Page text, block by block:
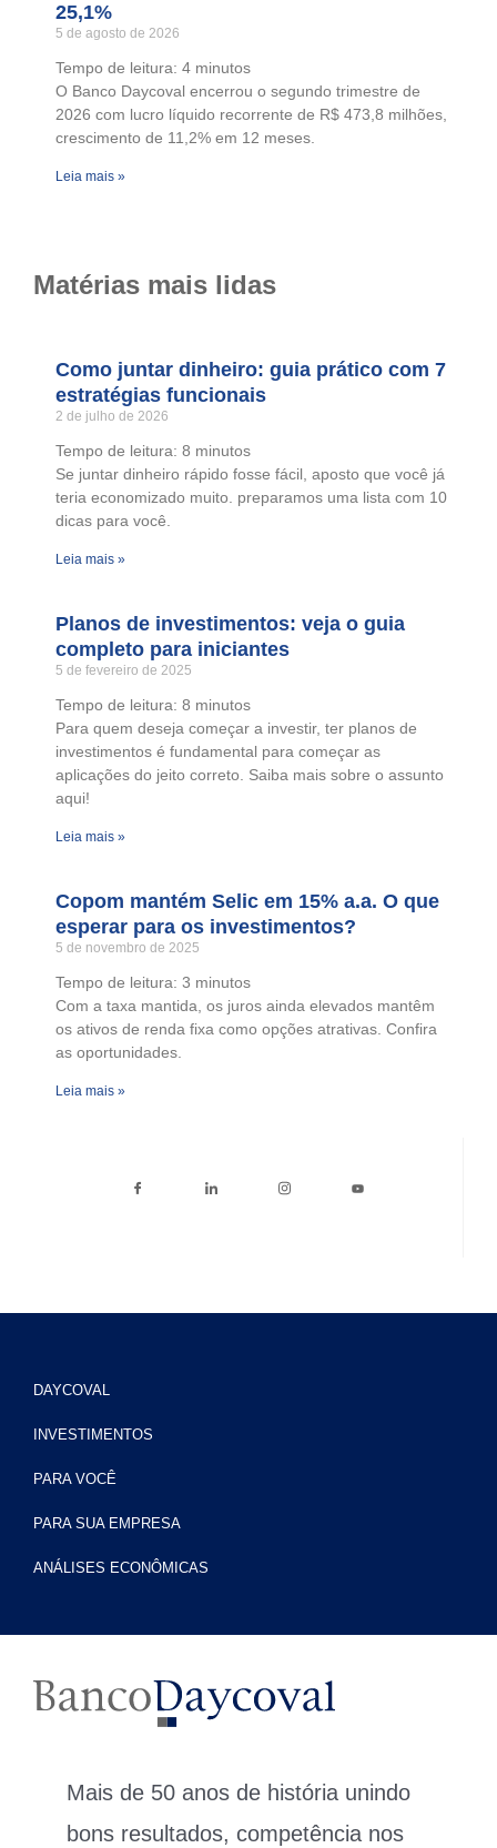
25,1%
5 de agosto de 2026
Tempo de leitura: 4 minutos
O Banco Daycoval encerrou o segundo trimestre de
2026 com lucro líquido recorrente de R$ 473,8 milhões,
crescimento de 11,2% em 12 meses.
Leia mais »
Matérias mais lidas
Como juntar dinheiro: guia prático com 7
estratégias funcionais
2 de julho de 2026
Tempo de leitura: 8 minutos
Se juntar dinheiro rápido fosse fácil, aposto que você já
teria economizado muito. preparamos uma lista com 10
dicas para você.
Leia mais »
Planos de investimentos: veja o guia
completo para iniciantes
5 de fevereiro de 2025
Tempo de leitura: 8 minutos
Para quem deseja começar a investir, ter planos de
investimentos é fundamental para começar as
aplicações do jeito correto. Saiba mais sobre o assunto
aqui!
Leia mais »
Copom mantém Selic em 15% a.a. O que
esperar para os investimentos?
5 de novembro de 2025
Tempo de leitura: 3 minutos
Com a taxa mantida, os juros ainda elevados mantêm
os ativos de renda fixa como opções atrativas. Confira
as oportunidades.
Leia mais »
DAYCOVAL
INVESTIMENTOS
PARA VOCÊ
PARA SUA EMPRESA
ANÁLISES ECONÔMICAS
Mais de 50 anos de história unindo
bons resultados, competência nos